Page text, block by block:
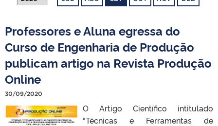
Professores e Aluna egressa do
Curso de Engenharia de Produção
publicam artigo na Revista Produção
Online
30/09/2020
O Artigo Científico intitulado
“Técnicas e Ferramentas de